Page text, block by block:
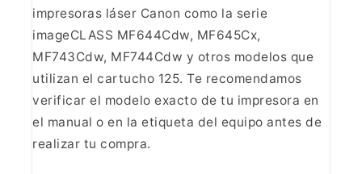
impresoras láser Canon como la serie
imageCLASS MF644Cdw, MF645Cx,
MF743Cdw, MF744Cdw y otros modelos que
utilizan el cartucho 125. Te recomendamos
verificar el modelo exacto de tu impresora en
el manual o en la etiqueta del equipo antes de
realizar tu compra.